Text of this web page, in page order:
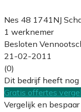
Nes 48 1741NJ
1 werknemer
Besloten
21-02-2011
(0)
Dit bedrijf heeft nog
Gratis offertes
Vergelijk en